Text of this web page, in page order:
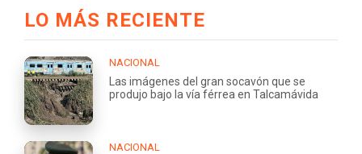
LO MÁS RECIENTE
NACIONAL
Las imágenes del gran socavón que se
produjo bajo la vía férrea en Talcamávida
NACIONAL